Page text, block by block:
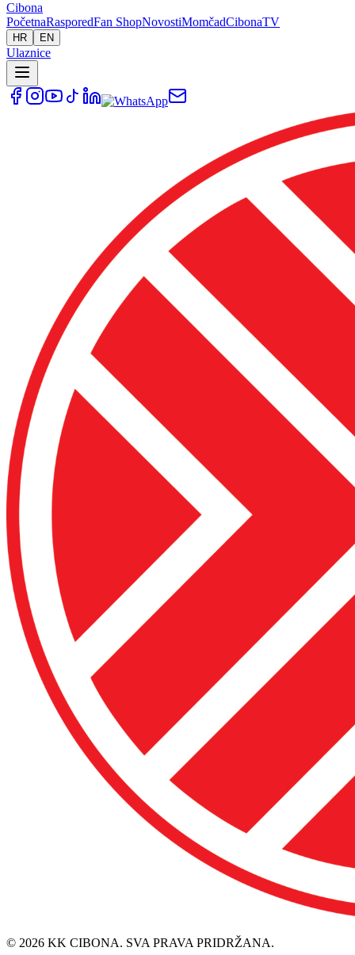
Cibona
PočetnaRasporedFan ShopNovostiMomčadCibonaTV
HR EN
Ulaznice
© 2026 KK CIBONA. SVA PRAVA PRIDRŽANA.